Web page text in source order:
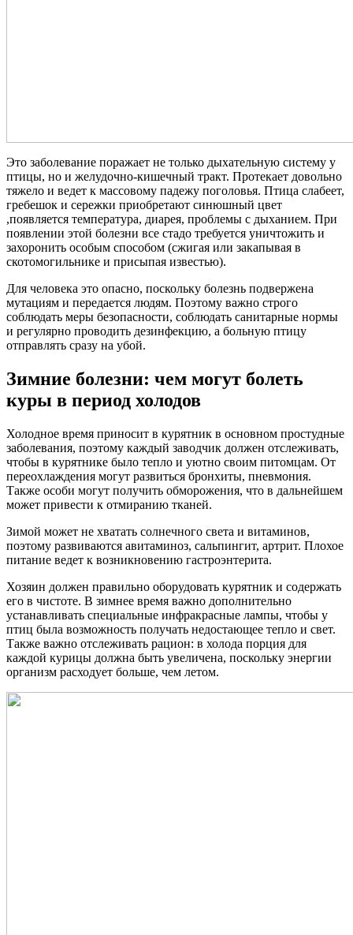
Это заболевание поражает не только дыхательную систему у
птицы, но и желудочно-кишечный тракт. Протекает довольно
тяжело и ведет к массовому падежу поголовья. Птица слабеет,
гребешок и сережки приобретают синюшный цвет
,появляется температура, диарея, проблемы с дыханием. При
появлении этой болезни все стадо требуется уничтожить и
захоронить особым способом (сжигая или закапывая в
скотомогильнике и присыпая известью).
Для человека это опасно, поскольку болезнь подвержена
мутациям и передается людям. Поэтому важно строго
соблюдать меры безопасности, соблюдать санитарные нормы
и регулярно проводить дезинфекцию, а больную птицу
отправлять сразу на убой.
Зимние болезни: чем могут болеть
куры в период холодов
Холодное время приносит в курятник в основном простудные
заболевания, поэтому каждый заводчик должен отслеживать,
чтобы в курятнике было тепло и уютно своим питомцам. От
переохлаждения могут развиться бронхиты, пневмония.
Также особи могут получить обморожения, что в дальнейшем
может привести к отмиранию тканей.
Зимой может не хватать солнечного света и витаминов,
поэтому развиваются авитаминоз, сальпингит, артрит. Плохое
питание ведет к возникновению гастроэнтерита.
Хозяин должен правильно оборудовать курятник и содержать
его в чистоте. В зимнее время важно дополнительно
устанавливать специальные инфракрасные лампы, чтобы у
птиц была возможность получать недостающее тепло и свет.
Также важно отслеживать рацион: в холода порция для
каждой курицы должна быть увеличена, поскольку энергии
организм расходует больше, чем летом.